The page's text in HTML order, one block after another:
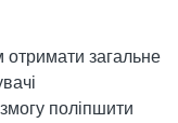
загальне
поліпшити